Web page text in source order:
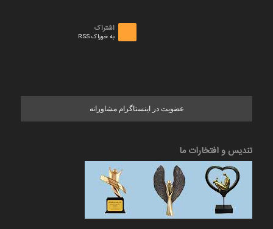
اشتراک
به خوراک RSS
عضویت در اینستاگرام مشاورانه
تندیس و افتخارات ما